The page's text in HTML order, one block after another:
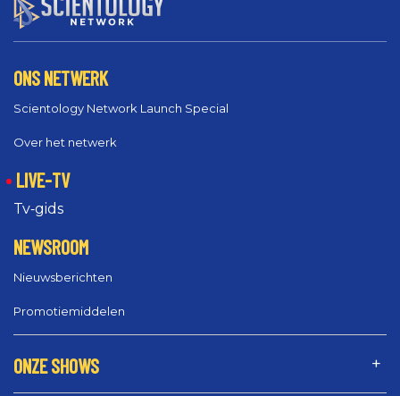
ONS NETWERK
Scientology Network Launch Special
Over het netwerk
LIVE-TV
Tv‑gids
NEWSROOM
Nieuwsberichten
Promotiemiddelen
ONZE SHOWS